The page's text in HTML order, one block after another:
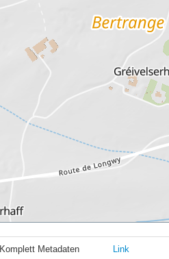
Komplett Metadaten Link